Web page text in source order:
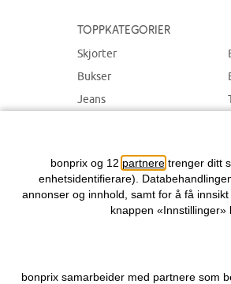
Toppkategorier
Skjorter
Bukser
Jeans
bonprix og 12 partneretrenger ditt
enhetsidentifierare).
annonser og innhold, samt for å få
knappen «Innstillinger»
bonprix samarbeider med partnere som